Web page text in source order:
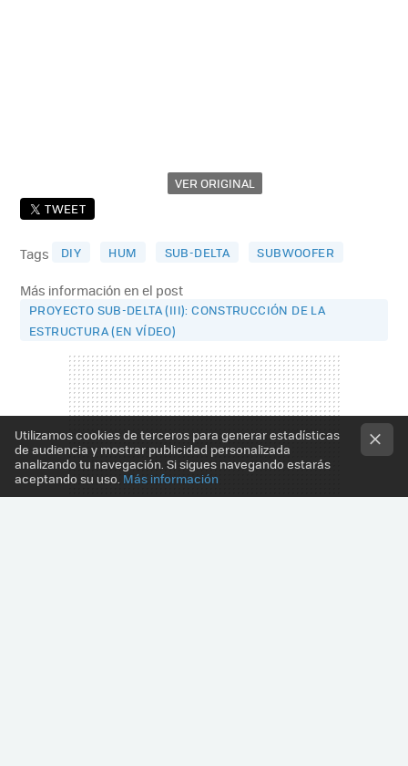
VER ORIGINAL
TWEET
Tags DIY HUM SUB-DELTA SUBWOOFER
Más información en el post
PROYECTO SUB-DELTA (III): CONSTRUCCIÓN DE LA
ESTRUCTURA (EN VÍDEO)
Utilizamos cookies de terceros para generar estadísticas
de audiencia y mostrar publicidad personalizada
analizando tu navegación. Si sigues navegando estarás
aceptando su uso. Más información